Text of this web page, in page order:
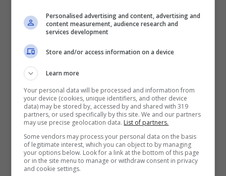
dichiarazione che potrebbe cambiare equilibri
e destini. Come reagisce Rosa? Le
anticipazioni indicano che resterà sorpresa
dalle sue parole e capirà che questa volta
Damiano sta facendo sul serio. Una presa di
coscienza che non lascia indifferenti e che
fa esplodere il cuore dei fan: questo
potrebbe essere l’inizio di una nuova strada,
o l’ennesima prova da superare.Ci si chiede
se questa verità inciderà anche sui rapporti
Personalised advertising and content, advertising and
content measurement, audience research and
services development
Store and/or access information on a device
Learn more
Your personal data will be processed and information from
your device (cookies, unique identifiers, and other device
data) may be stored by, accessed by and shared with 319
partners, or used specifically by this site. We and our partners
may use precise geolocation data. List of partners.
Some vendors may process your personal data on the basis
of legitimate interest, which you can object to by managing
your options below. Look for a link at the bottom of this page
or in the site menu to manage or withdraw consent in privacy
and cookie settings.